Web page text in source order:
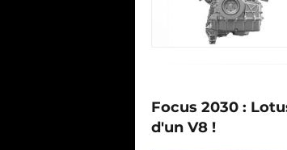
Focus 2030 :
d'un V8 !